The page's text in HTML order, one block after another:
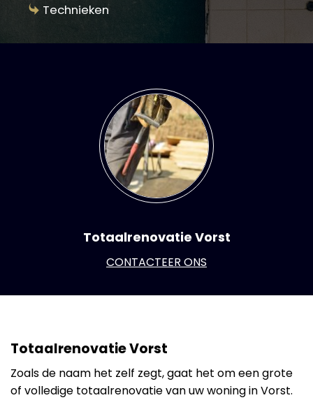
Technieken
Totaalrenovatie Vorst
CONTACTEER ONS
Totaalrenovatie Vorst
Zoals de naam het zelf zegt, gaat het om een grote
of volledige totaalrenovatie van uw woning in Vorst.